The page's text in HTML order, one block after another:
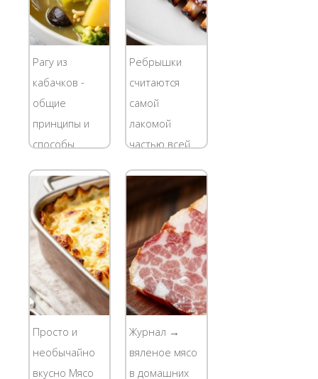
Рагу из
кабачков -
общие
принципы и
способы
Родиной слова
"рагу" является
Франция,
именно в этой
стране
появилась
аппетитная
закуска,
которую
принято было
Ребрышки
считаются
самой
лакомой
частью всей
Простота,
божественный
вкус и
множество
вариаций
приготовления
сделали этот
продукт самым
любимым у
кулинаров.
Просто и
необычайно
вкусно Мясо
Журнал →
вяленое мясо
в домашних